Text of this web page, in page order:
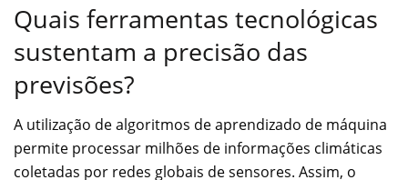
Quais ferramentas tecnológicas
sustentam a precisão das
previsões?
A utilização de algoritmos de aprendizado de máquina
permite processar milhões de informações climáticas
coletadas por redes globais de sensores. Assim, o